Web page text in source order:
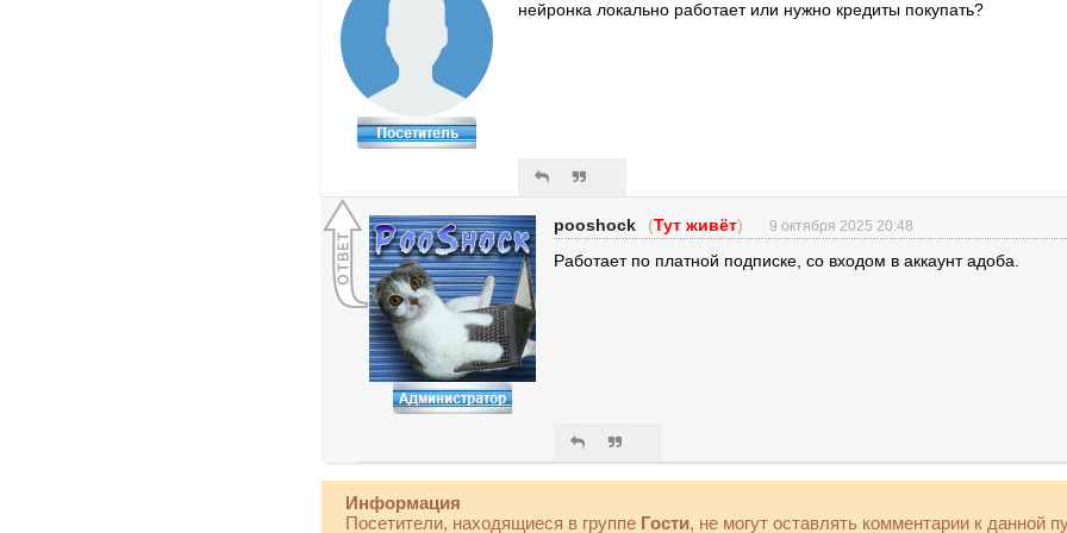
нейронка локально работает или нужно кредиты покупать?
pooshock (Тут живёт) 9 октября 2025 20:48
Работает по платной подписке, со входом в аккаунт адоба.
Информация
Посетители, находящиеся в группе Гости, не могут оставлять комментарии к данной